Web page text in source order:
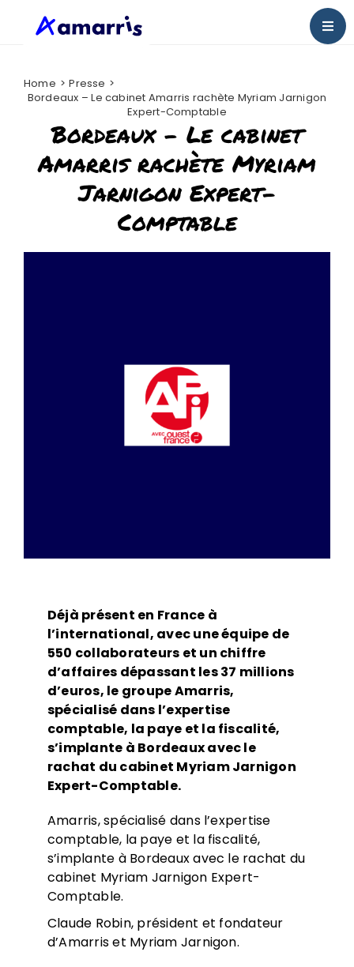
Bienvenue chez Amarris
Presse
Nous rejoindre
Home
Presse
Bordeaux – Le cabinet Amarris rachète Myriam Jarnigon
Expert-Comptable
Bordeaux – Le cabinet
Amarris rachète Myriam
Jarnigon Expert-
Comptable
Déjà présent en France à
l’international, avec une équipe de
550 collaborateurs et un chiffre
d’affaires dépassant les 37 millions
d’euros, le groupe Amarris,
spécialisé dans l’expertise
comptable, la paye et la fiscalité,
s’implante à Bordeaux avec le
rachat du cabinet Myriam Jarnigon
Expert-Comptable.
Amarris, spécialisé dans l’expertise
comptable, la paye et la fiscalité,
s’implante à Bordeaux avec le rachat du
cabinet Myriam Jarnigon Expert-
Comptable.
Claude Robin, président et fondateur
d’Amarris et Myriam Jarnigon.